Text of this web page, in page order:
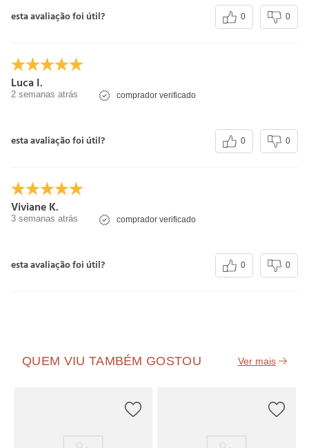
esta avaliação foi útil? 0 0
Luca I.
2 semanas atrás comprador verificado
esta avaliação foi útil? 0 0
Viviane K.
3 semanas atrás comprador verificado
esta avaliação foi útil? 0 0
QUEM VIU TAMBÉM GOSTOU